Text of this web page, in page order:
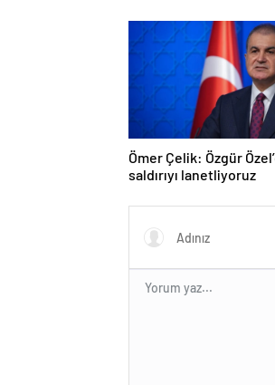
Ömer Çelik: Özgür
saldırıyı lanetliyoruz